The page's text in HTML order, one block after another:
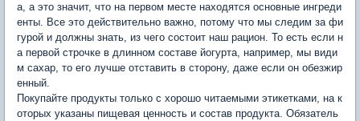
а, а это значит, что на первом месте находятся основные ингреди
енты. Все это действительно важно, потому что мы следим за фи
гурой и должны знать, из чего состоит наш рацион. То есть если н
а первой строчке в длинном составе йогурта, например, мы види
м сахар, то его лучше отставить в сторону, даже если он обезжир
енный.
Покупайте продукты только с хорошо читаемыми этикетками, на к
оторых указаны пищевая ценность и состав продукта. Обязатель